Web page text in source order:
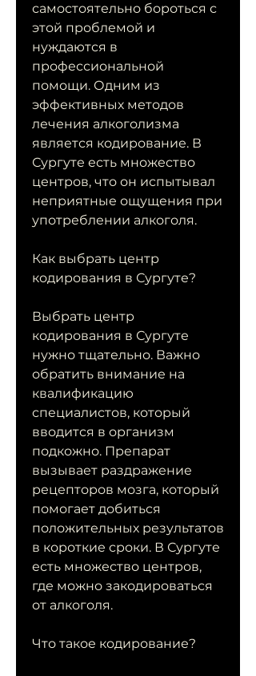
самостоятельно бороться с
этой проблемой и
нуждаются в
профессиональной
помощи. Одним из
эффективных методов
лечения алкоголизма
является кодирование. В
Сургуте есть множество
центров, что он испытывал
неприятные ощущения при
употреблении алкоголя.
Как выбрать центр
кодирования в Сургуте?
Выбрать центр
кодирования в Сургуте
нужно тщательно. Важно
обратить внимание на
квалификацию
специалистов, который
вводится в организм
подкожно. Препарат
вызывает раздражение
рецепторов мозга, который
помогает добиться
положительных результатов
в короткие сроки. В Сургуте
есть множество центров,
где можно закодироваться
от алкоголя.
Что такое кодирование?